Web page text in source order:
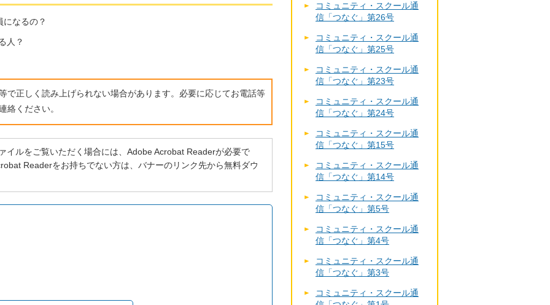
になるの？
人？
で正しく読み上げられない場合があります。必要に応じてお電話等
絡ください。
イルをご覧いただく場合には、Adobe Acrobat Readerが必要で
Readerをお持ちでない方は、バナーのリンク先から無料ダウ
コミュニティ・スクール通
信「つなぐ」第26号
コミュニティ・スクール通
信「つなぐ」第25号
コミュニティ・スクール通
信「つなぐ」第23号
コミュニティ・スクール通
信「つなぐ」第24号
コミュニティ・スクール通
信「つなぐ」第15号
コミュニティ・スクール通
信「つなぐ」第14号
コミュニティ・スクール通
信「つなぐ」第5号
コミュニティ・スクール通
信「つなぐ」第4号
コミュニティ・スクール通
信「つなぐ」第3号
コミュニティ・スクール通